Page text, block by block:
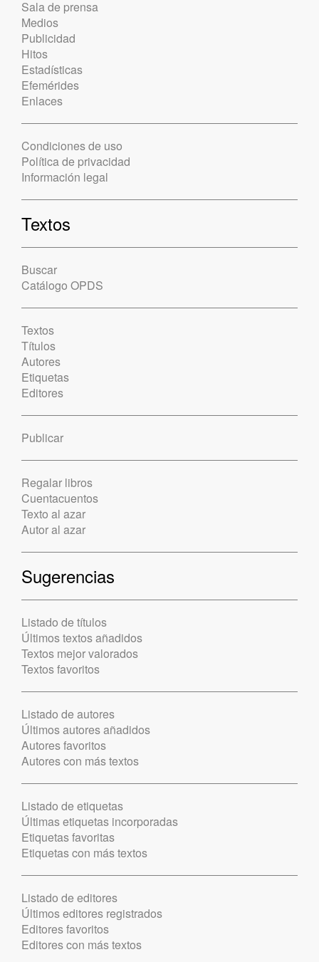
Sala de prensa
Medios
Publicidad
Hitos
Estadísticas
Efemérides
Enlaces
Condiciones de uso
Política de privacidad
Información legal
Textos
Buscar
Catálogo OPDS
Textos
Títulos
Autores
Etiquetas
Editores
Publicar
Regalar libros
Cuentacuentos
Texto al azar
Autor al azar
Sugerencias
Listado de títulos
Últimos textos añadidos
Textos mejor valorados
Textos favoritos
Listado de autores
Últimos autores añadidos
Autores favoritos
Autores con más textos
Listado de etiquetas
Últimas etiquetas incorporadas
Etiquetas favoritas
Etiquetas con más textos
Listado de editores
Últimos editores registrados
Editores favoritos
Editores con más textos